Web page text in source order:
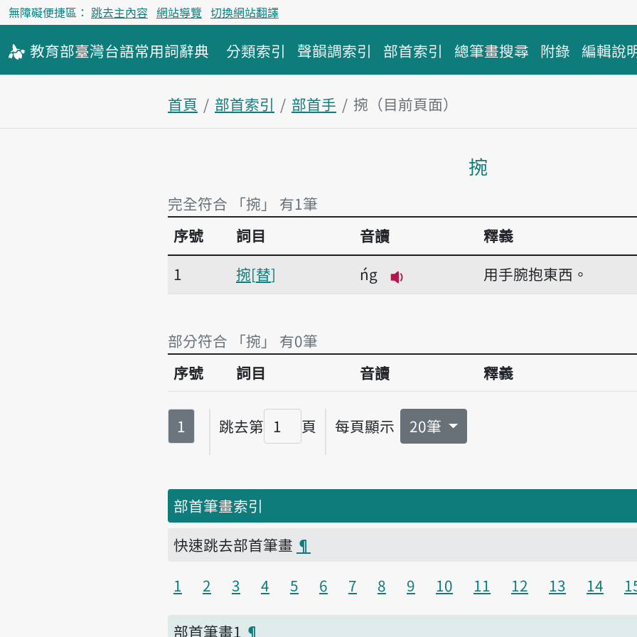
無障礙便捷區： 跳去主內容 網站導覽 切換網站翻譯
教育部臺灣台語常用詞辭典 分類索引 聲韻調索引 部首索引 總筆畫搜尋 附錄 編輯說
首頁 部首索引 部首手
捥（目前頁面）
捥
完全符合 「捥」 有1筆
完全符合 「捥」 有1筆
序號 詞目 音讀
釋義
1
捥 替
ńg
播放音讀ńg
用手腕抱東西。
部分符合 「捥」 有0筆
序號 詞目 音讀 釋義
第
1 跳去第
頁碼
頁 每頁顯示 20筆
部首筆畫索引
快速跳去部首筆畫 ¶
1
2 3 4 5 6 7 8 9 10 11 12 13 14
部首筆畫1 ¶